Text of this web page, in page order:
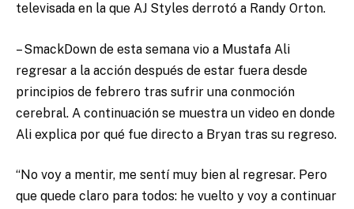
televisada en la que AJ Styles derrotó a Randy Orton.
– SmackDown de esta semana vio a Mustafa Ali
regresar a la acción después de estar fuera desde
principios de febrero tras sufrir una conmoción
cerebral. A continuación se muestra un video en donde
Ali explica por qué fue directo a Bryan tras su regreso.
“No voy a mentir, me sentí muy bien al regresar. Pero
que quede claro para todos: he vuelto y voy a continuar